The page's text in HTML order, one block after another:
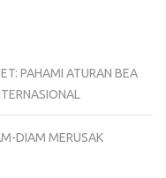
PAHAMI ATURAN BEA
DIAM MERUSAK